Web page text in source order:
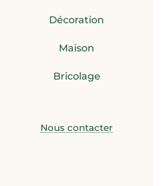
Décoration
Maison
Bricolage
Nous contacter